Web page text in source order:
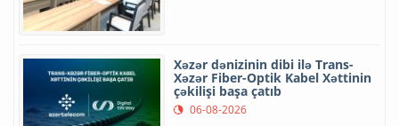
Xəzər dənizinin dibi ilə Trans-
Xəzər Fiber-Optik Kabel Xəttinin
çəkilişi başa çatıb
06-08-2026